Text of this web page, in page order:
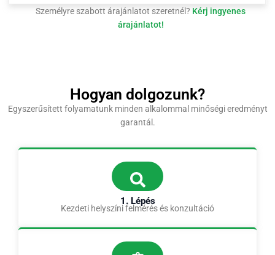
Személyre szabott árajánlatot szeretnél? Kérj ingyenes
árajánlatot!
Hogyan dolgozunk?
Egyszerűsített folyamatunk minden alkalommal minőségi eredményt
garantál.
1. Lépés
Kezdeti helyszíni felmérés és konzultáció